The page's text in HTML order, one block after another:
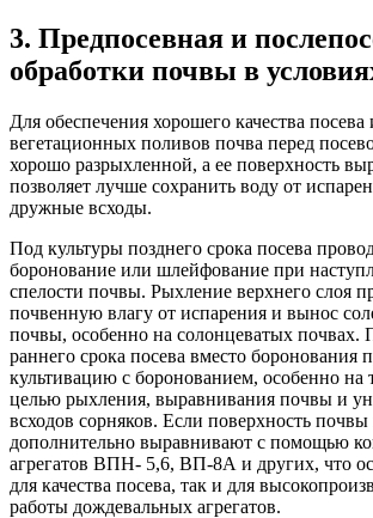
3. Предпосевная и
обработки почвы в
Для обеспечения хорошего качества
вегетационных поливов почва перед
хорошо разрыхленной, а ее поверхность
позволяет лучше сохранить воду от
дружные всходы.
Под культуры позднего срока посева
боронование или шлейфование при
спелости почвы. Рыхление верхнего слоя
почвенную влагу от испарения и вынос
почвы, особенно на солонцеватых почвах.
раннего срока посева вместо боронования
культивацию с боронованием, особенно на
целью рыхления, выравнивания почвы и
всходов сорняков. Если поверхность почвы
дополнительно выравнивают с помощью
агрегатов ВПН- 5,6, ВП-8А и других, что
для качества посева, так и для
работы дождевальных агрегатов.